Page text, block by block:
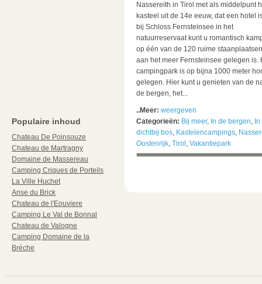
Populaire inhoud
Chateau De Poinsouze
Chateau de Martragny
Domaine de Massereau
Camping Criques de Porteils
La Ville Huchet
Anse du Brick
Chateau de l'Eouviere
Camping Le Val de Bonnal
Chateau de Valogne
Camping Domaine de la
Brèche
Nassereith in Tirol met als middelpunt
kasteel uit de 14e eeuw, dat een hotel
bij Schloss Fernsteinsee in het
natuurreservaat kunt u romantisch
op één van de 120 ruime
aan het meer Fernsteinsee gelegen is.
campingpark is op bijna 1000 meter
gelegen. Hier kunt u genieten van de
de bergen, het...
..Meer: weergeven
Categorieën: Bij meer, In de bergen,
dichtbij bos, Kastelencampings,
Oostenrijk, Tirol , Vakantiepark